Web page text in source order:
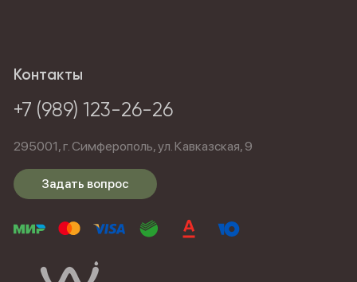
Контакты
+7 (989) 123-26-26
295001,г. Симферополь,ул. Кавказская, 9
Задать вопрос